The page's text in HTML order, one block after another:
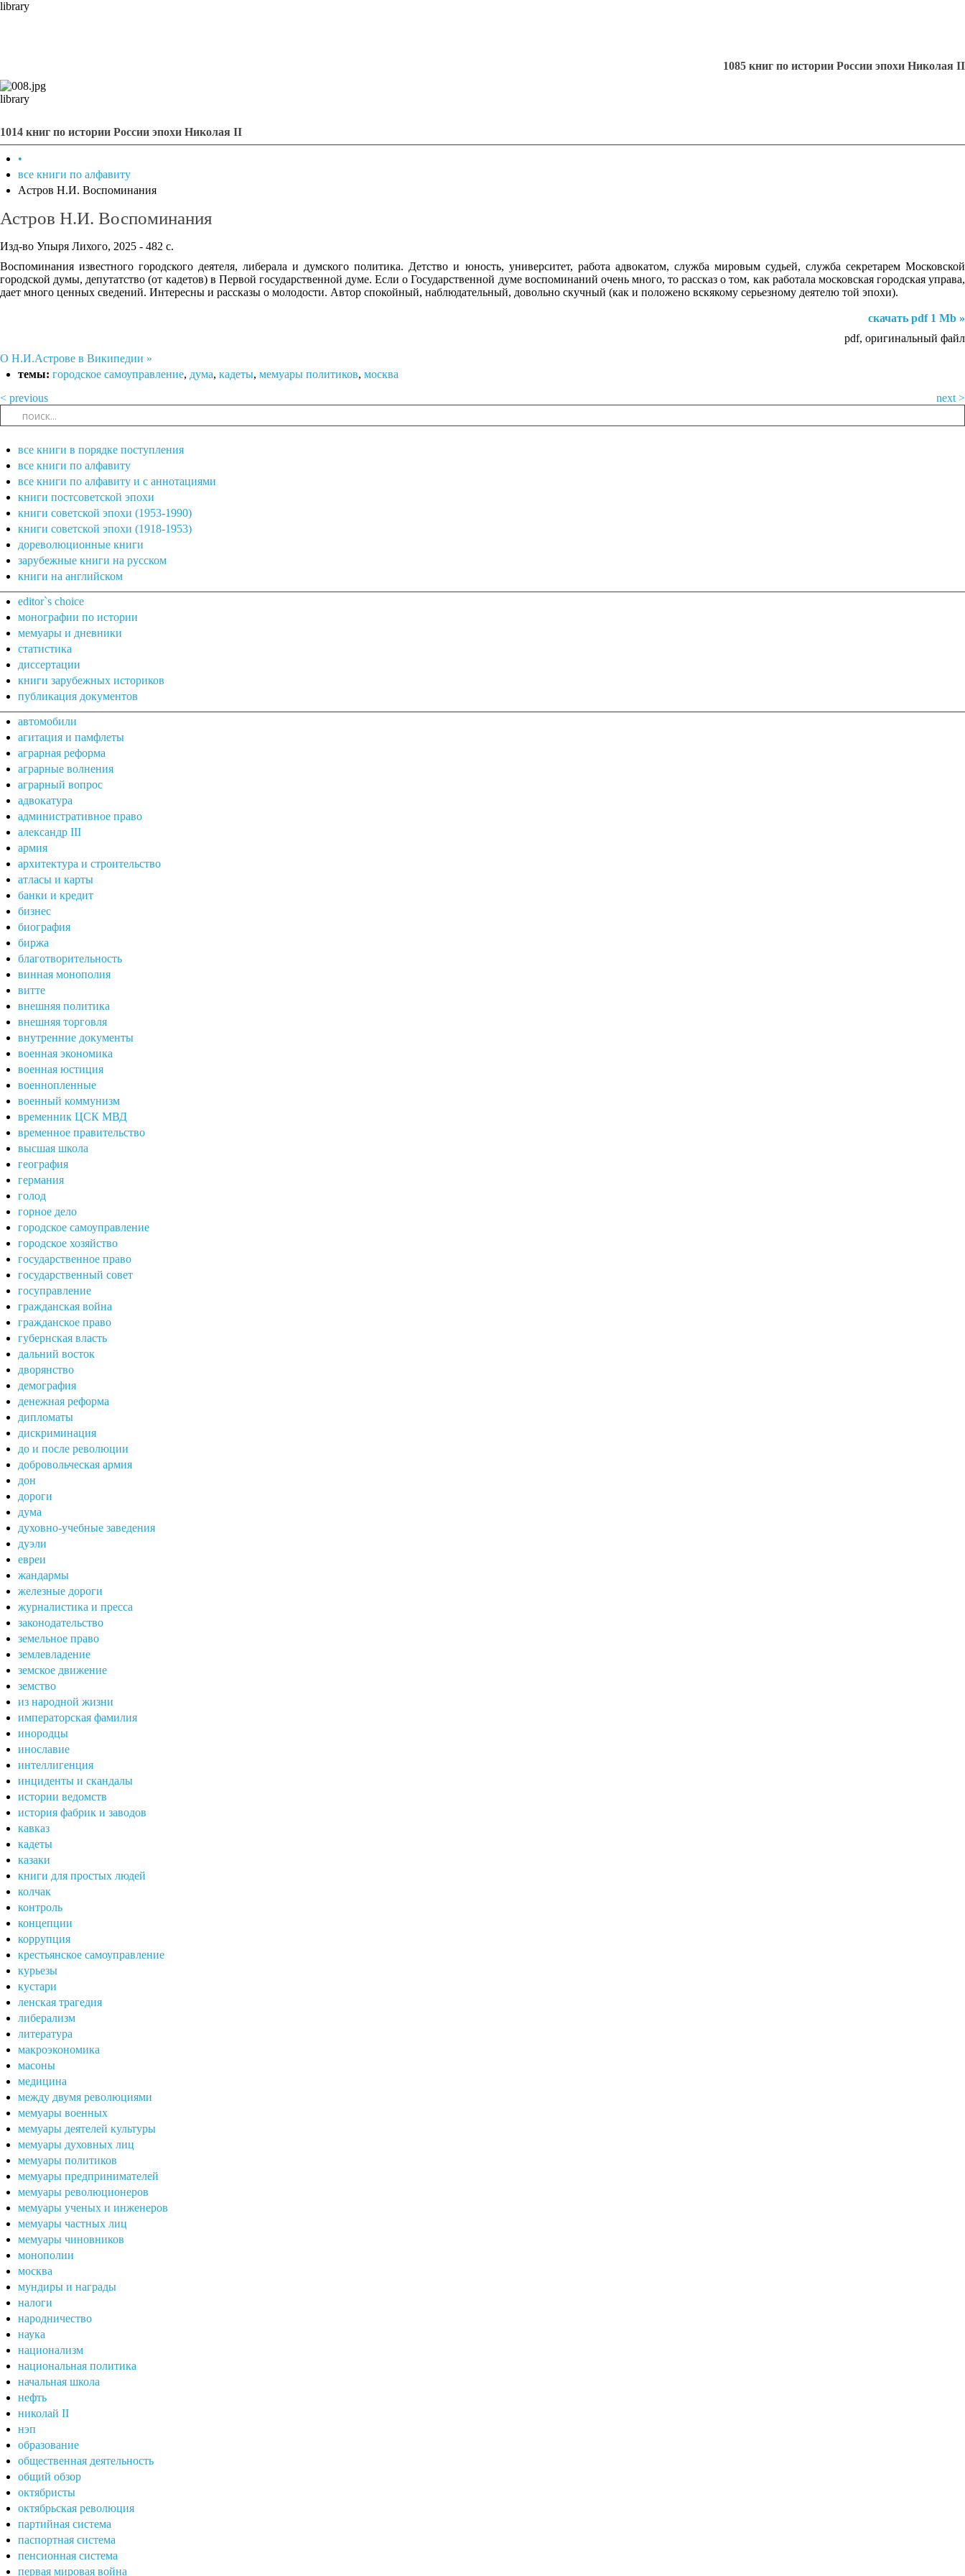
library
1085 книг по истории России эпохи Николая II
library
1014 книг по истории России эпохи Николая II
•
все книги по алфавиту
Астров Н.И. Воспоминания
Астров Н.И. Воспоминания
Изд-во Упыря Лихого, 2025 - 482 с.
Воспоминания известного городского деятеля, либерала и думского политика. Детство и юность, университет, работа адвокатом, служба мировым судьей, служба секретарем Московской
городской думы, депутатство (от кадетов) в Первой государственной думе. Если о Государственной думе воспоминаний очень много, то рассказ о том, как работала московская городская управа,
дает много ценных сведений. Интересны и рассказы о молодости. Автор спокойный, наблюдательный, довольно скучный (как и положено вскякому серьезному деятелю той эпохи).
скачать pdf 1 Mb »
pdf, оригинальный файл
О Н.И.Астрове в Википедии »
темы: городское самоуправление, дума, кадеты, мемуары политиков, москва
< previous
next >
все книги в порядке поступления
все книги по алфавиту
все книги по алфавиту и с аннотациями
книги постсоветской эпохи
книги советской эпохи (1953-1990)
книги советской эпохи (1918-1953)
дореволюционные книги
зарубежные книги на русском
книги на английском
editor`s choice
монографии по истории
мемуары и дневники
статистика
диссертации
книги зарубежных историков
публикация документов
автомобили
агитация и памфлеты
аграрная реформа
аграрные волнения
аграрный вопрос
адвокатура
административное право
александр III
армия
архитектура и строительство
атласы и карты
банки и кредит
бизнес
биография
биржа
благотворительность
винная монополия
витте
внешняя политика
внешняя торговля
внутренние документы
военная экономика
военная юстиция
военнопленные
военный коммунизм
временник ЦСК МВД
временное правительство
высшая школа
география
германия
голод
горное дело
городское самоуправление
городское хозяйство
государственное право
государственный совет
госуправление
гражданская война
гражданское право
губернская власть
дальний восток
дворянство
демография
денежная реформа
дипломаты
дискриминация
до и после революции
добровольческая армия
дон
дороги
дума
духовно-учебные заведения
дуэли
евреи
жандармы
железные дороги
журналистика и пресса
законодательство
земельное право
землевладение
земское движение
земство
из народной жизни
императорская фамилия
инородцы
инославие
интеллигенция
инциденты и скандалы
истории ведомств
история фабрик и заводов
кавказ
кадеты
казаки
книги для простых людей
колчак
контроль
концепции
коррупция
крестьянское самоуправление
курьезы
кустари
ленская трагедия
либерализм
литература
макроэкономика
масоны
медицина
между двумя революциями
мемуары военных
мемуары деятелей культуры
мемуары духовных лиц
мемуары политиков
мемуары предпринимателей
мемуары революционеров
мемуары ученых и инженеров
мемуары частных лиц
мемуары чиновников
монополии
москва
мундиры и награды
налоги
народничество
наука
национализм
национальная политика
начальная школа
нефть
николай II
нэп
образование
общественная деятельность
общий обзор
октябристы
октябрьская революция
партийная система
паспортная система
пенсионная система
первая мировая война